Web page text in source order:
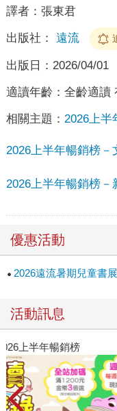
譯者： 張東君
出版社： 遠流
出版日： 2026/04/01
適讀年齡： 全齡適讀
相關主題： 2026上半
2026上半年暢銷榜－
2026上半年暢銷榜－
優惠活動
2026遠流暑期兒童書
活動訊息
夏日閱讀大冒險